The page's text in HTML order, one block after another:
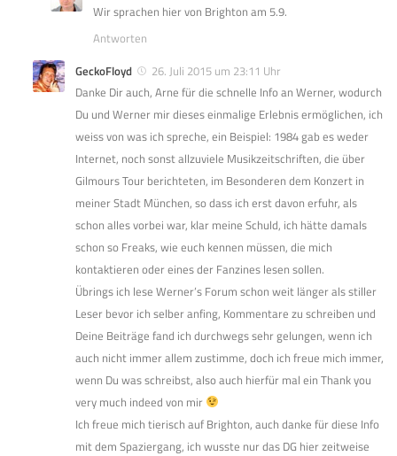
Wir sprachen hier von Brighton am 5.9.
Antworten
GeckoFloyd
26. Juli 2015 um 23:11 Uhr
Danke Dir auch, Arne für die schnelle Info an Werner, wodurch
Du und Werner mir dieses einmalige Erlebnis ermöglichen, ich
weiss von was ich spreche, ein Beispiel: 1984 gab es weder
Internet, noch sonst allzuviele Musikzeitschriften, die über
Gilmours Tour berichteten, im Besonderen dem Konzert in
meiner Stadt München, so dass ich erst davon erfuhr, als
schon alles vorbei war, klar meine Schuld, ich hätte damals
schon so Freaks, wie euch kennen müssen, die mich
kontaktieren oder eines der Fanzines lesen sollen.
Übrings ich lese Werner’s Forum schon weit länger als stiller
Leser bevor ich selber anfing, Kommentare zu schreiben und
Deine Beiträge fand ich durchwegs sehr gelungen, wenn ich
auch nicht immer allem zustimme, doch ich freue mich immer,
wenn Du was schreibst, also auch hierfür mal ein Thank you
very much indeed von mir
Ich freue mich tierisch auf Brighton, auch danke für diese Info
mit dem Spaziergang, ich wusste nur das DG hier zeitweise